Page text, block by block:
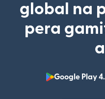
global na
pera
Google Play